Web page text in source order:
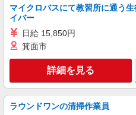
時給1400円
残業代支給 ★
+゜・。○。・
有）★ ゜・。○
静岡県静岡
キープ
派遣社員
株式会社シエロ
【docomo】
マイクロバスにて教習所に通う
イバー
日給 15,850円
箕面市
詳細を見る
ラウンドワンの清掃作業員